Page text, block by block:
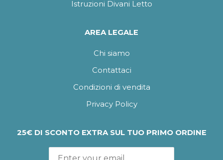
Istruzioni Divani Letto
AREA LEGALE
Chi siamo
Contattaci
Condizioni di vendita
Privacy Policy
25€ DI SCONTO EXTRA SUL TUO PRIMO ORDINE